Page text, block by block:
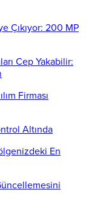
Çıkıyor: 200 MP
Cep Yakabilir:
Firması
Altında
En